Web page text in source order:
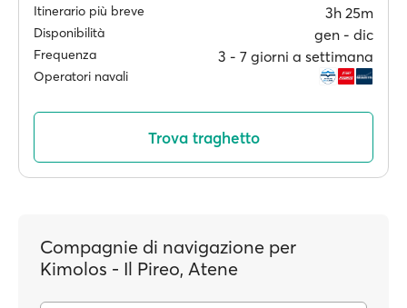
Itinerario più breve 3h 25m
Disponibilità gen ‐ dic
Frequenza 3 ‐ 7 giorni a settimana
Operatori navali
Trova traghetto
Compagnie di navigazione per
Kimolos - Il Pireo, Atene